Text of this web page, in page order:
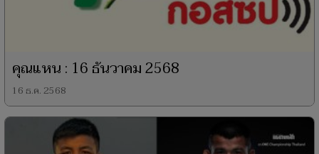
คุณแหน : 16 ธันวาคม 2568
16 ธ.ค. 2568